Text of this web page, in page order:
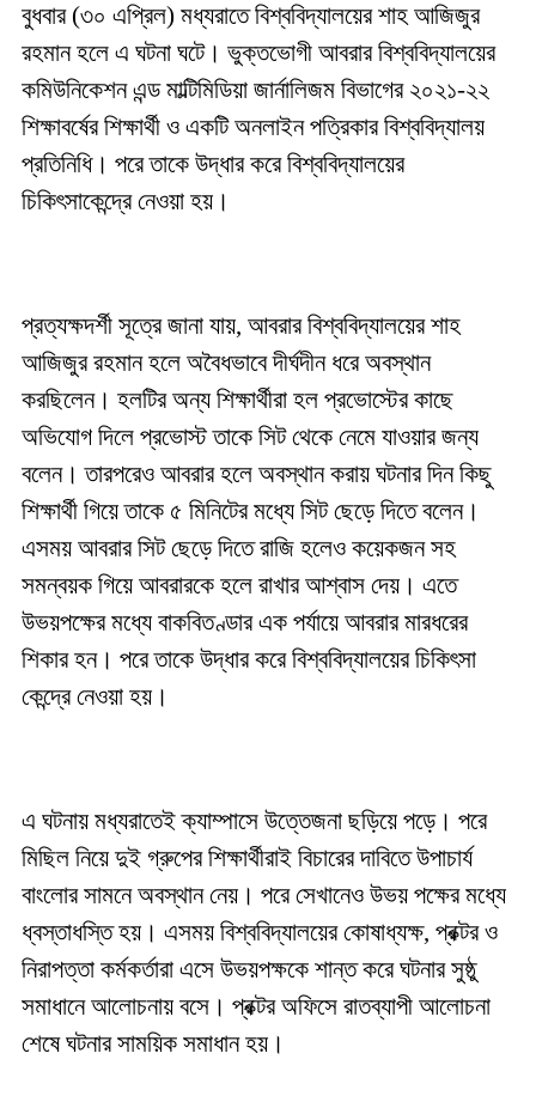
বুধবার (৩০ এপ্রিল) মধ্যরাতে বিশ্ববিদ্যালয়ের শাহ আজিজুর
রহমান হলে এ ঘটনা ঘটে। ভুক্তভোগী আবরার বিশ্ববিদ্যালয়ের
কমিউনিকেশন এন্ড মাল্টিমিডিয়া জার্নালিজম বিভাগের ২০২১-২২
শিক্ষাবর্ষের শিক্ষার্থী ও একটি অনলাইন পত্রিকার বিশ্ববিদ্যালয়
প্রতিনিধি। পরে তাকে উদ্ধার করে বিশ্ববিদ্যালয়ের
চিকিৎসাকেন্দ্রে নেওয়া হয়।
প্রত্যক্ষদর্শী সূত্রে জানা যায়, আবরার বিশ্ববিদ্যালয়ের শাহ
আজিজুর রহমান হলে অবৈধভাবে দীর্ঘদীন ধরে অবস্থান
করছিলেন। হলটির অন্য শিক্ষার্থীরা হল প্রভোস্টের কাছে
অভিযোগ দিলে প্রভোস্ট তাকে সিট থেকে নেমে যাওয়ার জন্য
বলেন। তারপরেও আবরার হলে অবস্থান করায় ঘটনার দিন কিছু
শিক্ষার্থী গিয়ে তাকে ৫ মিনিটের মধ্যে সিট ছেড়ে দিতে বলেন।
এসময় আবরার সিট ছেড়ে দিতে রাজি হলেও কয়েকজন সহ
সমন্বয়ক গিয়ে আবরারকে হলে রাখার আশ্বাস দেয়। এতে
উভয়পক্ষের মধ্যে বাকবিতণ্ডার এক পর্যায়ে আবরার মারধরের
শিকার হন। পরে তাকে উদ্ধার করে বিশ্ববিদ্যালয়ের চিকিৎসা
কেন্দ্রে নেওয়া হয়।
এ ঘটনায় মধ্যরাতেই ক্যাম্পাসে উত্তেজনা ছড়িয়ে পড়ে। পরে
মিছিল নিয়ে দুই গ্রুপের শিক্ষার্থীরাই বিচারের দাবিতে উপাচার্য
বাংলোর সামনে অবস্থান নেয়। পরে সেখানেও উভয় পক্ষের মধ্যে
ধ্বস্তাধস্তি হয়। এসময় বিশ্ববিদ্যালয়ের কোষাধ্যক্ষ, প্রক্টর ও
নিরাপত্তা কর্মকর্তারা এসে উভয়পক্ষকে শান্ত করে ঘটনার সুষ্ঠু
সমাধানে আলোচনায় বসে। প্রক্টর অফিসে রাতব্যাপী আলোচনা
শেষে ঘটনার সাময়িক সমাধান হয়।